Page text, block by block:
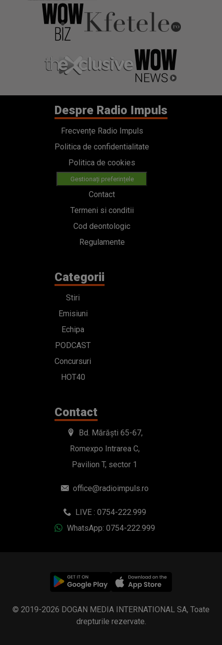
Despre Radio Impuls
Frecvențe Radio Impuls
Politica de confidentialitate
Politica de cookies
Gestionați preferințele
Contact
Termeni si conditii
Cod deontologic
Regulamente
Categorii
Stiri
Emisiuni
Echipa
PODCAST
Concursuri
HOT40
Contact
Bd. Mărăști 65-67,
Romexpo Intrarea C,
Pavilion T, sector 1
office@radioimpuls.ro
LIVE : 0754-222.999
WhatsApp: 0754-222.999
© 2019-2026 DOGAN MEDIA INTERNATIONAL SA, Toate
drepturile rezervate.